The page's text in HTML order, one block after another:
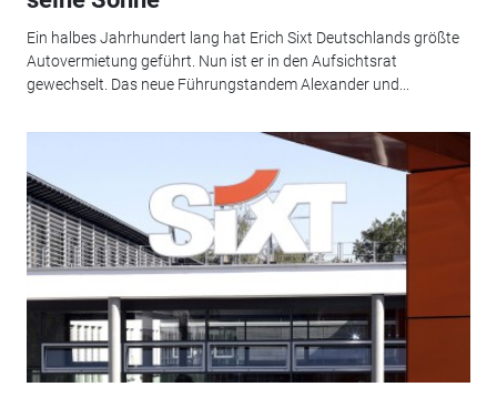
Ein halbes Jahrhundert lang hat Erich Sixt Deutschlands größte
Autovermietung geführt. Nun ist er in den Aufsichtsrat
gewechselt. Das neue Führungstandem Alexander und...